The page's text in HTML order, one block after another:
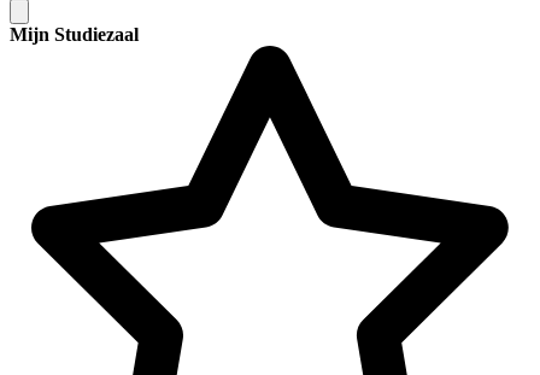
Mijn Studiezaal